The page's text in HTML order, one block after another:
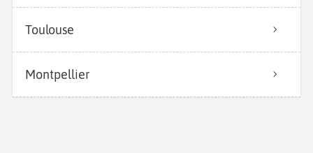
Toulouse
Montpellier